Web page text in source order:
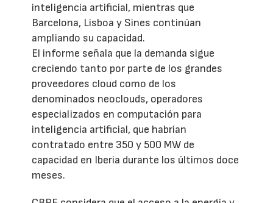
inteligencia artificial, mientras que
Barcelona, Lisboa y Sines continúan
ampliando su capacidad.
El informe señala que la demanda sigue
creciendo tanto por parte de los grandes
proveedores cloud como de los
denominados neoclouds, operadores
especializados en computación para
inteligencia artificial, que habrían
contratado entre 350 y 500 MW de
capacidad en Iberia durante los últimos doce
meses.